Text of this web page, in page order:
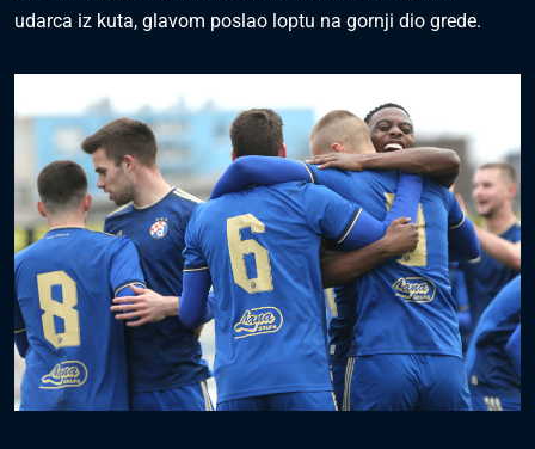
udarca iz kuta, glavom poslao loptu na gornji dio grede.